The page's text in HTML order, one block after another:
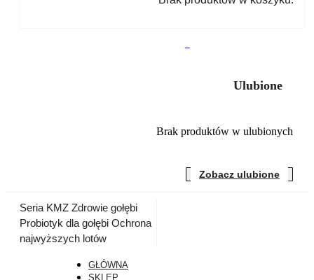
Ulubione
Brak produktów w ulubionych
Zobacz ulubione
Seria KMZ Zdrowie gołębi
Probiotyk dla gołębi Ochrona
najwyższych lotów
GŁÓWNA
SKLEP